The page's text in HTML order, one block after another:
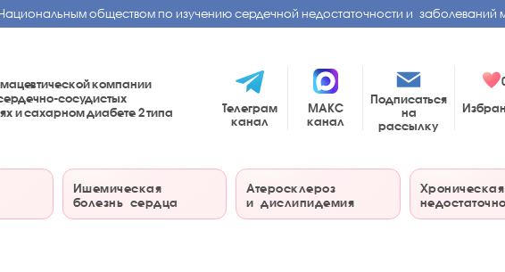
обществом по изучению сердечной недостаточности и заболеваний
компании
сосудистых
и сахарном диабете2 типа
Телеграм
канал
МАКС
канал
Подписаться
на
рассылку
Ишемическая
болезнь сердца
Атеросклероз
и дислипидемия